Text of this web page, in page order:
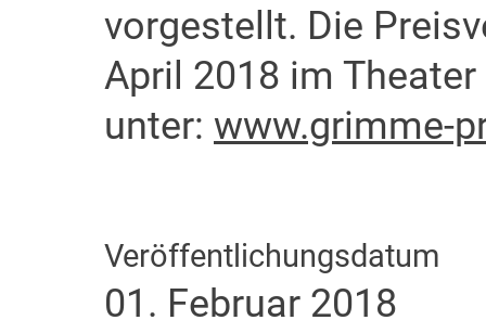
vorgestellt. Die
April 2018 im
unter: www.grimme-
Veröffentlichungsdatum
01. Februar 2018